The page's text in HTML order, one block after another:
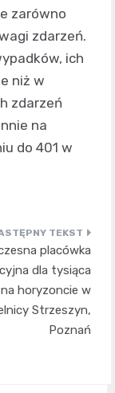
zarówno
zdarzeń.
ich
niż w
zdarzeń
na
do 401 w
placówka
dla tysiąca
horyzoncie w
Strzeszyn,
Poznań